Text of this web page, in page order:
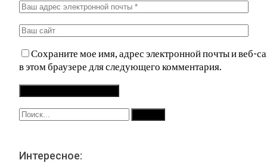
Сохраните мое имя, адрес электронной почты и веб-
в этом браузере для следующего комментария.
Интересное: